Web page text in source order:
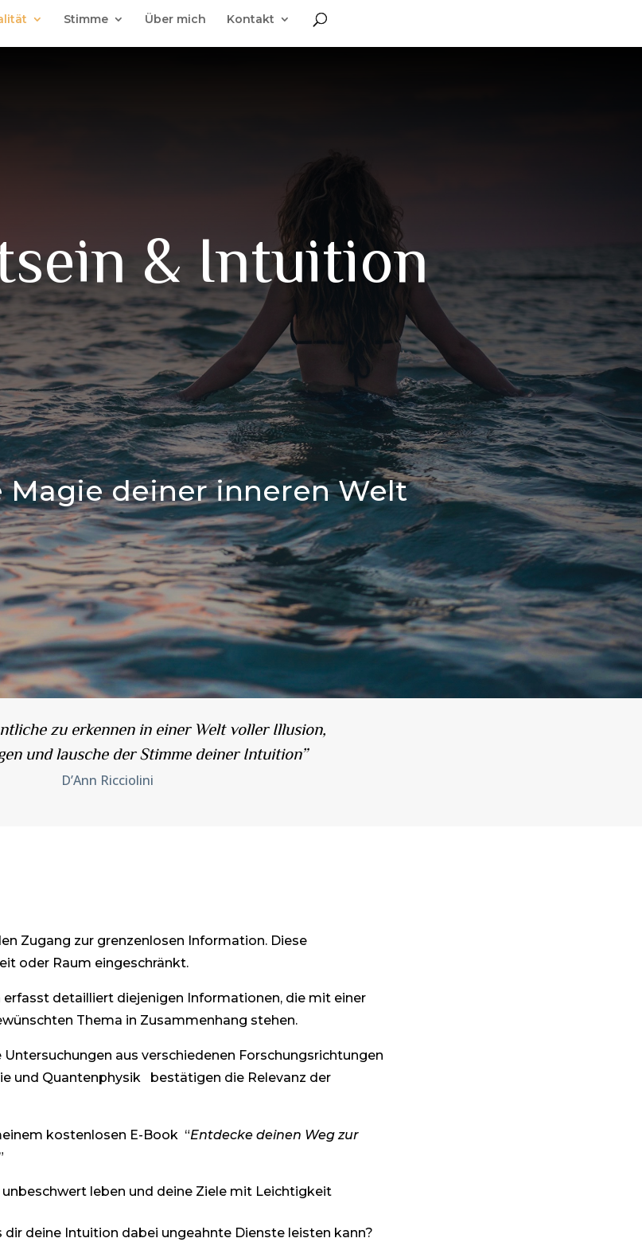
Stimme Über mich Kontakt
& Intuition
Magie deiner inneren Welt
zu erkennen in einer Welt voller Illusion,
und lausche der Stimme deiner Intuition”
D’Ann Ricciolini
Zugang zur grenzenlosen Information. Diese
oder Raum eingeschränkt.
detailliert diejenigen Informationen, die mit einer
Thema in Zusammenhang stehen.
aus verschiedenen Forschungsrichtungen
und Quantenphysik bestätigen die Relevanz der
kostenlosen E-Book “Entdecke deinen Weg zur
leben und deine Ziele mit Leichtigkeit
dir deine Intuition dabei ungeahnte Dienste leisten kann?